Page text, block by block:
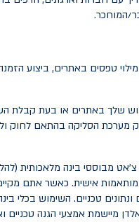
המוחכר.
טפסים באתרים, ביצוע
שלך באתרים או בעת קבלת
מבוססי בינה מלאכותית
אישית. כאשר אתם
טכניים. השימוש
מיישמת אמצעי הגנה טכניים